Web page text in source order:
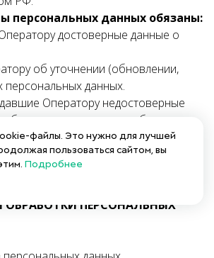
персональных данных обязаны:
достоверные данные о
об уточнении (обновлении,
персональных данных.
Оператору недостоверные
сведения о другом субъекте
без согласия последнего, несут
соответствии с законодательством
ОБРАБОТКИ ПЕРСОНАЛЬНЫХ
файлы. Это нужно для лучшей
пользоваться сайтом, вы
Подробнее